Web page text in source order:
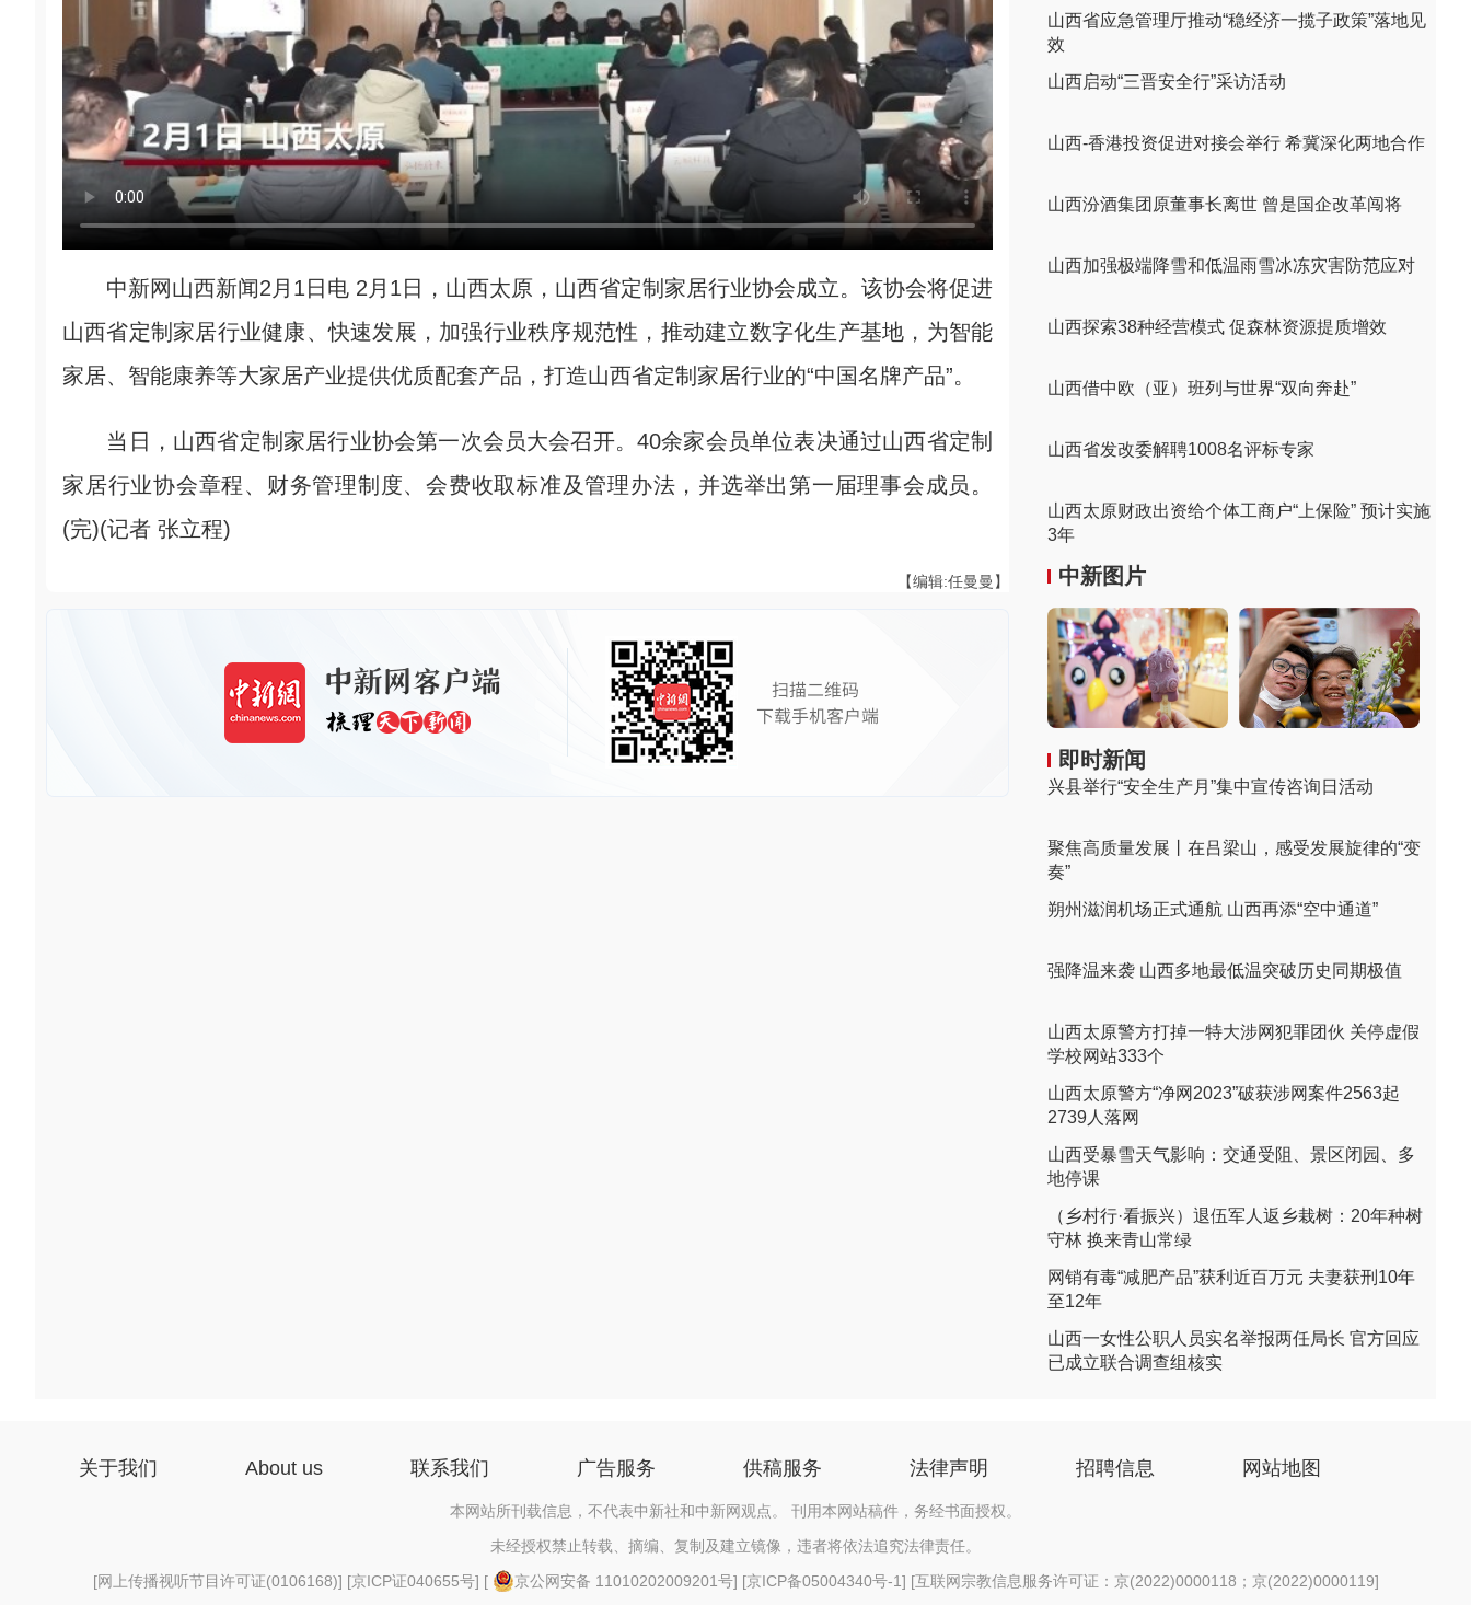
中新网山西新闻2月1日电 2月1日，山西太原，山西省定制家居行业协会成立。该协会将促进
山西省定制家居行业健康、快速发展，加强行业秩序规范性，推动建立数字化生产基地，为智能
家居、智能康养等大家居产业提供优质配套产品，打造山西省定制家居行业的“中国名牌产品”。
当日，山西省定制家居行业协会第一次会员大会召开。40余家会员单位表决通过山西省定制
家居行业协会章程、财务管理制度、会费收取标准及管理办法，并选举出第一届理事会成员。
(完)(记者 张立程)
【编辑:任曼曼】
山西省应急管理厅推动“稳经济一揽子政策”落地见
效
山西启动“三晋安全行”采访活动
山西-香港投资促进对接会举行 希冀深化两地合作
山西汾酒集团原董事长离世 曾是国企改革闯将
山西加强极端降雪和低温雨雪冰冻灾害防范应对
山西探索38种经营模式 促森林资源提质增效
山西借中欧（亚）班列与世界“双向奔赴”
山西省发改委解聘1008名评标专家
山西太原财政出资给个体工商户“上保险” 预计实施
3年
中新图片
即时新闻
兴县举行“安全生产月”集中宣传咨询日活动
聚焦高质量发展丨在吕梁山，感受发展旋律的“变
奏”
朔州滋润机场正式通航 山西再添“空中通道”
强降温来袭 山西多地最低温突破历史同期极值
山西太原警方打掉一特大涉网犯罪团伙 关停虚假
学校网站333个
山西太原警方“净网2023”破获涉网案件2563起
2739人落网
山西受暴雪天气影响：交通受阻、景区闭园、多
地停课
（乡村行·看振兴）退伍军人返乡栽树：20年种树
守林 换来青山常绿
网销有毒“减肥产品”获利近百万元 夫妻获刑10年
至12年
山西一女性公职人员实名举报两任局长 官方回应
已成立联合调查组核实
关于我们 About us 联系我们 广告服务 供稿服务 法律声明 招聘信息 网站地图
本网站所刊载信息，不代表中新社和中新网观点。 刊用本网站稿件，务经书面授权。
未经授权禁止转载、摘编、复制及建立镜像，违者将依法追究法律责任。
[网上传播视听节目许可证(0106168)] [京ICP证040655号] [ 京公网安备 11010202009201号] [京ICP备05004340号-1] [互联网宗教信息服务许可证：京(2022)0000118；京(2022)0000119]